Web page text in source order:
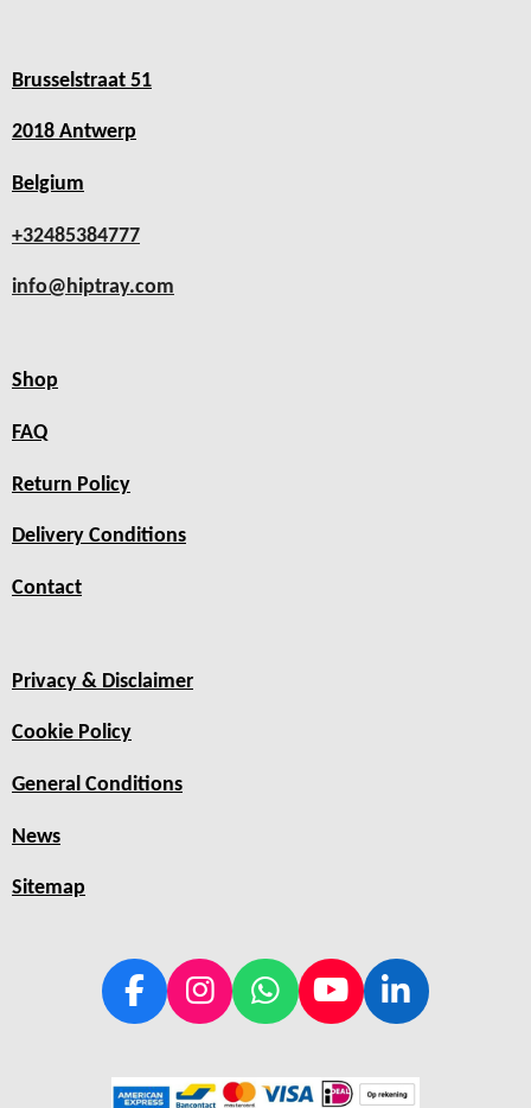
Brusselstraat 51
2018 Antwerp
Belgium
+32485384777
info@hiptray.com
Shop
FAQ
Return Policy
Delivery Conditions
Contact
Privacy & Disclaimer
Cookie Policy
General Conditions
News
Sitemap
F
e
I
t
W
t
Y
T
L
k